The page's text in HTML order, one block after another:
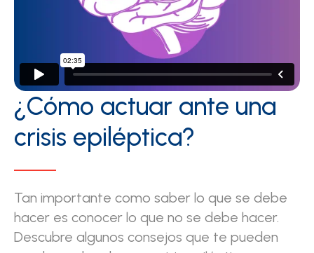
¿Cómo actuar ante una
crisis epiléptica?
Tan importante como saber lo que se debe
hacer es conocer lo que no se debe hacer.
Descubre algunos consejos que te pueden